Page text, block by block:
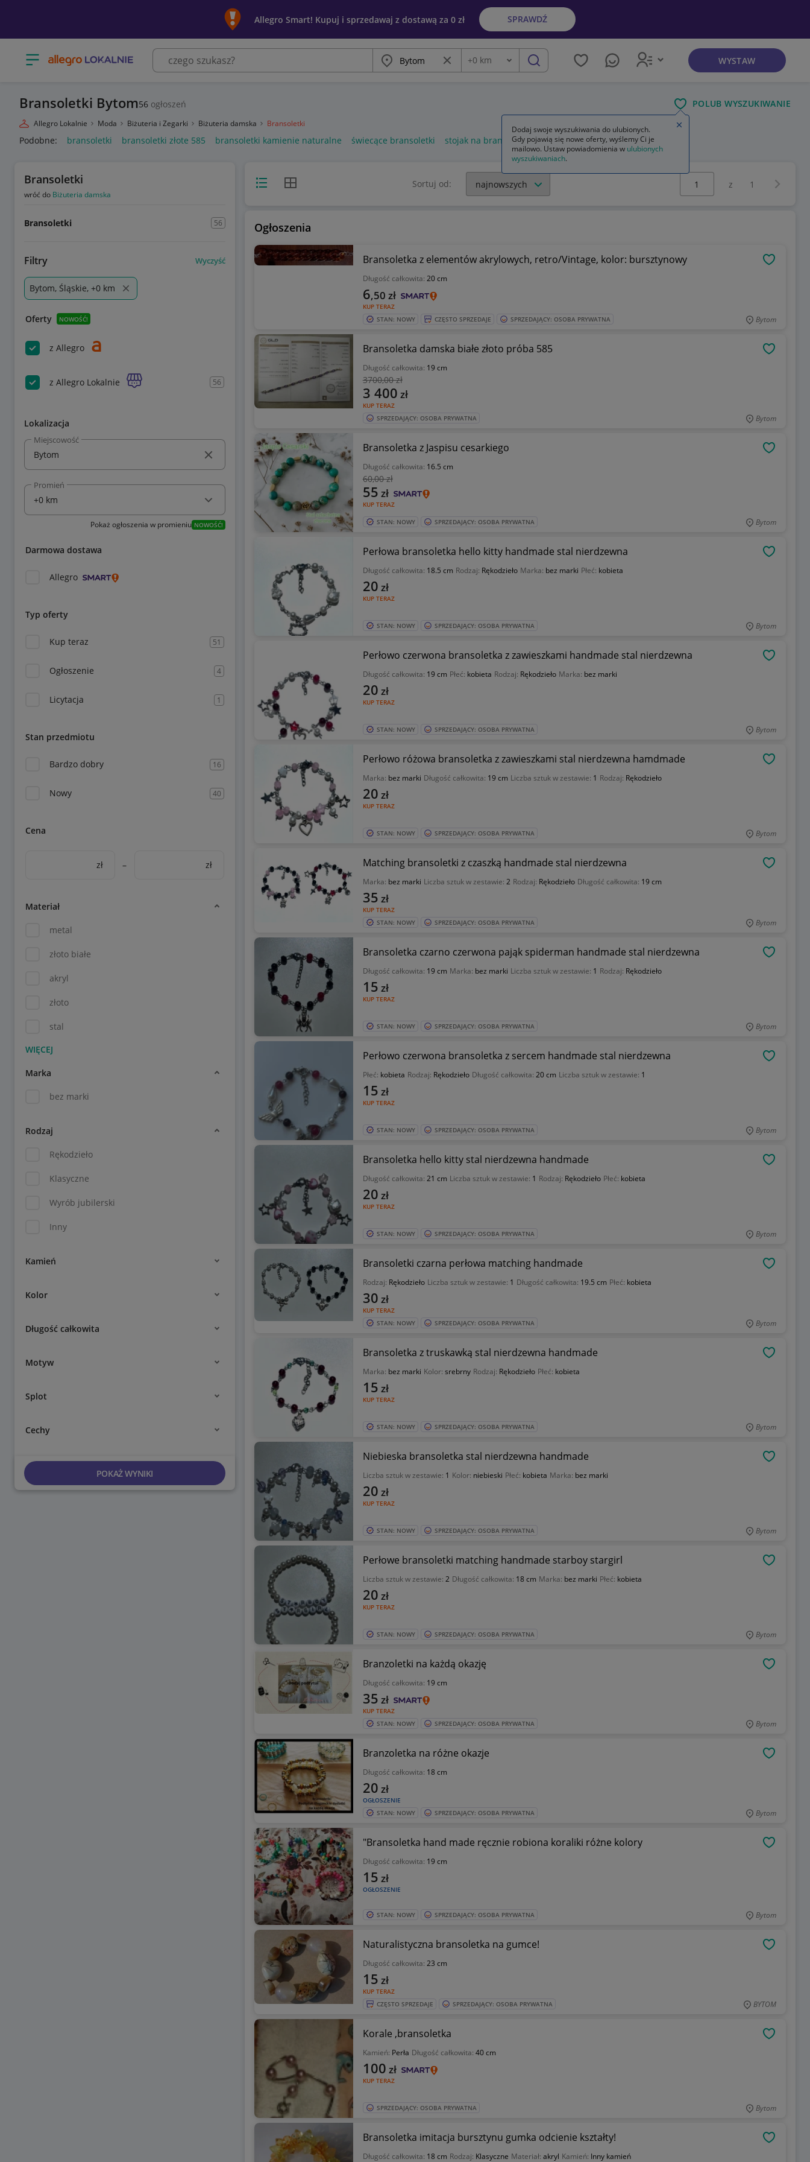
Allegro Smart! Kupuj i sprzedawaj z dostawą za 0 zł SPRAWDŹ
Otwórz menu z kategoriami Miasto Wyczyść frazę
Odległość
+0 km szukaj WYSTAW
Bransoletki Bytom56 ogłoszeń POLUB WYSZUKIWANIE
Allegro Lokalnie Moda Biżuteria i Zegarki Biżuteria damska Bransoletki
Podobne: bransoletki bransoletki złote 585 bransoletki kamienie naturalne świecące bransoletki stojak na bransoletki
Bransoletki
wróć do Biżuteria damska
Bransoletki 56
Filtry Wyczyść
Bytom, Śląskie, +0 km
Oferty NOWOŚĆ!
z Allegro
z Allegro Lokalnie 56
Lokalizacja
Miejscowość
Promień
Pokaż ogłoszenia w promieniu NOWOŚĆ!
Darmowa dostawa
Allegro
Typ oferty
Kup teraz 51
Ogłoszenie 4
Licytacja 1
Stan przedmiotu
Bardzo dobry 16
Nowy 40
Cena
zł – zł
Materiał
metal
złoto białe
akryl
złoto
stal
Marka
bez marki
Rodzaj
Rękodzieło
Klasyczne
Wyrób jubilerski
Inny
Kamień
Kolor
Długość całkowita
Motyw
Splot
Cechy
POKAŻ WYNIKI
Widok listyWidok siatki Sortuj od:
Wybierz stronę:
z 1
Ogłoszenia
Bransoletka z elementów akrylowych, retro/Vintage, kolor: bursztynowy
Długość całkowita: 20 cm
KUP TERAZ
6,50 zł
STAN: NOWY CZĘSTO SPRZEDAJE SPRZEDAJĄCY: OSOBA PRYWATNA Bytom
Bransoletka damska białe złoto próba 585
Długość całkowita: 19 cm
3700,00 zł
KUP TERAZ
3 400 zł
SPRZEDAJĄCY: OSOBA PRYWATNA Bytom
Bransoletka z Jaspisu cesarkiego
Długość całkowita: 16.5 cm
60,00 zł
KUP TERAZ
55 zł
STAN: NOWY SPRZEDAJĄCY: OSOBA PRYWATNA Bytom
Perłowa bransoletka hello kitty handmade stal nierdzewna
Długość całkowita: 18.5 cm Rodzaj: Rękodzieło Marka: bez marki Płeć: kobieta
KUP TERAZ
20 zł
STAN: NOWY SPRZEDAJĄCY: OSOBA PRYWATNA Bytom
Perłowo czerwona bransoletka z zawieszkami handmade stal nierdzewna
Długość całkowita: 19 cm Płeć: kobieta Rodzaj: Rękodzieło Marka: bez marki
KUP TERAZ
20 zł
STAN: NOWY SPRZEDAJĄCY: OSOBA PRYWATNA Bytom
Perłowo różowa bransoletka z zawieszkami stal nierdzewna hamdmade
Marka: bez marki Długość całkowita: 19 cm Liczba sztuk w zestawie: 1 Rodzaj: Rękodzieło
KUP TERAZ
20 zł
STAN: NOWY SPRZEDAJĄCY: OSOBA PRYWATNA Bytom
Matching bransoletki z czaszką handmade stal nierdzewna
Marka: bez marki Liczba sztuk w zestawie: 2 Rodzaj: Rękodzieło Długość całkowita: 19 cm
KUP TERAZ
35 zł
STAN: NOWY SPRZEDAJĄCY: OSOBA PRYWATNA Bytom
Bransoletka czarno czerwona pająk spiderman handmade stal nierdzewna
Długość całkowita: 19 cm Marka: bez marki Liczba sztuk w zestawie: 1 Rodzaj: Rękodzieło
KUP TERAZ
15 zł
STAN: NOWY SPRZEDAJĄCY: OSOBA PRYWATNA Bytom
Perłowo czerwona bransoletka z sercem handmade stal nierdzewna
Płeć: kobieta Rodzaj: Rękodzieło Długość całkowita: 20 cm Liczba sztuk w zestawie: 1
KUP TERAZ
15 zł
STAN: NOWY SPRZEDAJĄCY: OSOBA PRYWATNA Bytom
Bransoletka hello kitty stal nierdzewna handmade
Długość całkowita: 21 cm Liczba sztuk w zestawie: 1 Rodzaj: Rękodzieło Płeć: kobieta
KUP TERAZ
20 zł
STAN: NOWY SPRZEDAJĄCY: OSOBA PRYWATNA Bytom
Bransoletki czarna perłowa matching handmade
Rodzaj: Rękodzieło Liczba sztuk w zestawie: 1 Długość całkowita: 19.5 cm Płeć: kobieta
KUP TERAZ
30 zł
STAN: NOWY SPRZEDAJĄCY: OSOBA PRYWATNA Bytom
Bransoletka z truskawką stal nierdzewna handmade
Marka: bez marki Kolor: srebrny Rodzaj: Rękodzieło Płeć: kobieta
KUP TERAZ
15 zł
STAN: NOWY SPRZEDAJĄCY: OSOBA PRYWATNA Bytom
Niebieska bransoletka stal nierdzewna handmade
Liczba sztuk w zestawie: 1 Kolor: niebieski Płeć: kobieta Marka: bez marki
KUP TERAZ
20 zł
STAN: NOWY SPRZEDAJĄCY: OSOBA PRYWATNA Bytom
Perłowe bransoletki matching handmade starboy stargirl
Liczba sztuk w zestawie: 2 Długość całkowita: 18 cm Marka: bez marki Płeć: kobieta
KUP TERAZ
20 zł
STAN: NOWY SPRZEDAJĄCY: OSOBA PRYWATNA Bytom
Branzoletki na każdą okazję
Długość całkowita: 19 cm
KUP TERAZ
35 zł
STAN: NOWY SPRZEDAJĄCY: OSOBA PRYWATNA Bytom
Branzoletka na różne okazje
Długość całkowita: 18 cm
OGŁOSZENIE
20 zł
STAN: NOWY SPRZEDAJĄCY: OSOBA PRYWATNA Bytom
"Bransoletka hand made ręcznie robiona koraliki różne kolory
Długość całkowita: 19 cm
OGŁOSZENIE
15 zł
STAN: NOWY SPRZEDAJĄCY: OSOBA PRYWATNA Bytom
Naturalistyczna bransoletka na gumce!
Długość całkowita: 23 cm
KUP TERAZ
15 zł
CZĘSTO SPRZEDAJE SPRZEDAJĄCY: OSOBA PRYWATNA BYTOM
Korale ,bransoletka
Kamień: Perła Długość całkowita: 40 cm
KUP TERAZ
100 zł
SPRZEDAJĄCY: OSOBA PRYWATNA Bytom
Bransoletka imitacja bursztynu gumka odcienie kształty!
Długość całkowita: 18 cm Rodzaj: Klasyczne Materiał: akryl Kamień: Inny kamień
Dodaj swoje wyszukiwania do ulubionych.
Gdy pojawią się nowe oferty, wyślemy Ci je
mailowo. Ustaw powiadomienia w ulubionych
wyszukiwaniach.
Zamknij wskazówkę